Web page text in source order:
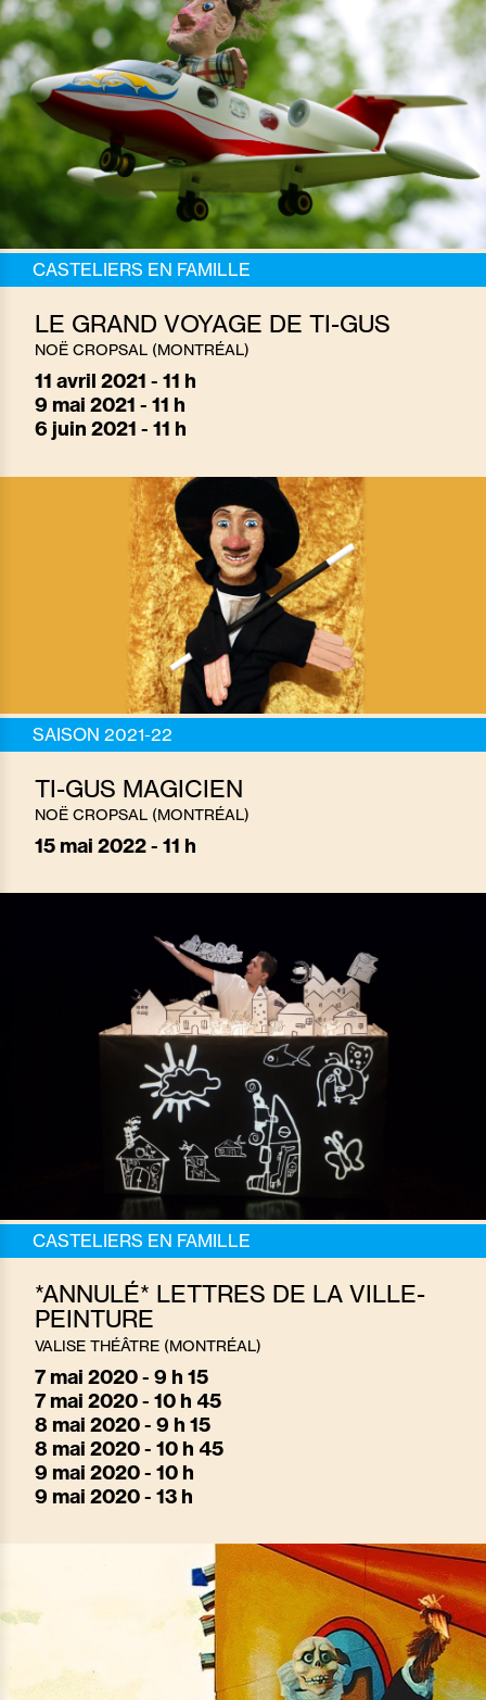
CASTELIERS EN FAMILLE
LE GRAND VOYAGE DE TI-GUS
NOË CROPSAL (MONTRÉAL)
11 avril 2021 - 11 h
9 mai 2021 - 11 h
6 juin 2021 - 11 h
SAISON 2021-22
TI-GUS MAGICIEN
NOË CROPSAL (MONTRÉAL)
15 mai 2022 - 11 h
CASTELIERS EN FAMILLE
*ANNULÉ* LETTRES DE LA VILLE-
PEINTURE
VALISE THÉÂTRE (MONTRÉAL)
7 mai 2020 - 9 h 15
7 mai 2020 - 10 h 45
8 mai 2020 - 9 h 15
8 mai 2020 - 10 h 45
9 mai 2020 - 10 h
9 mai 2020 - 13 h